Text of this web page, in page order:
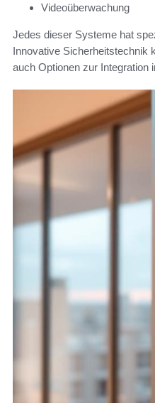
Videoüberwachung
Jedes dieser Systeme hat
Innovative Sicherheitstechnik
auch Optionen zur Integration